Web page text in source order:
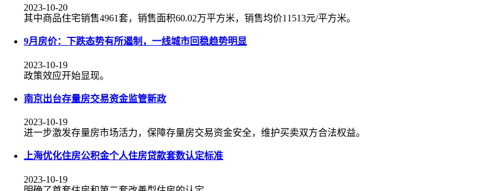
2023-10-20
其中商品住宅销售4961套，销售面积60.02万平方米，销售均价11513元/平方米。
9月房价：下跌态势有所遏制，一线城市回稳趋势明显
2023-10-19
政策效应开始显现。
南京出台存量房交易资金监管新政
2023-10-19
进一步激发存量房市场活力，保障存量房交易资金安全，维护买卖双方合法权益。
上海优化住房公积金个人住房贷款套数认定标准
2023-10-19